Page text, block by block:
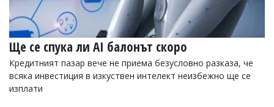
Управители:
Веселин
Василев,
email:
v.vasilev@flagman.bg
Катя
Касабова,
еmail:k.kassabova@flagman.bg
Ще се спука ли AI балонът скоро
Кредитният пазар вече не приема безусловно разказа, че
всяка инвестиция в изкуствен интелект неизбежно ще се
изплати